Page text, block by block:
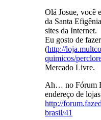
Olá Josue, você
da Santa
sites da Internet.
Eu gosto de
(http://
quimicos/
Mercado Livre.
Ah… no Fórum
endereço de
http://
brasil/41